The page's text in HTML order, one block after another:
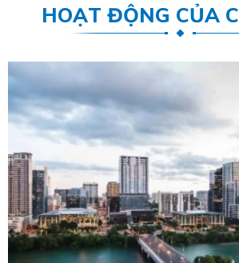
HOẠT ĐỘNG CỦA